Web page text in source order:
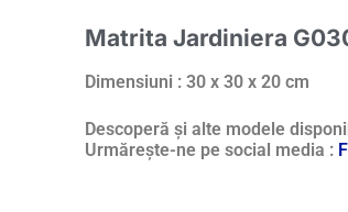
Matrita Jardiniera
Dimensiuni : 30 x 30 x 20 cm
Descoperă și alte modele
Urmărește-ne pe social media :